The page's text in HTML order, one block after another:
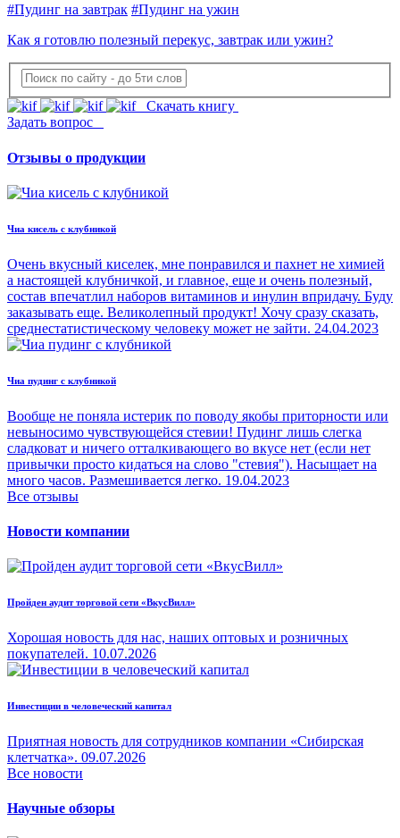
#Пудинг на завтрак #Пудинг на ужин
Как я готовлю полезный перекус, завтрак или ужин?
Скачать книгу
Задать вопрос
Отзывы о продукции
Чиа кисель с клубникой
Очень вкусный киселек, мне понравился и пахнет не химией
а настоящей клубничкой, и главное, еще и очень полезный,
состав впечатлил наборов витаминов и инулин впридачу. Буду
заказывать еще. Великолепный продукт! Хочу сразу сказать,
среднестатистическому человеку может не зайти. 24.04.2023
Чиа пудинг с клубникой
Вообще не поняла истерик по поводу якобы приторности или
невыносимо чувствующейся стевии! Пудинг лишь слегка
сладковат и ничего отталкивающего во вкусе нет (если нет
привычки просто кидаться на слово "стевия"). Насыщает на
много часов. Размешивается легко. 19.04.2023
Все отзывы
Новости компании
Пройден аудит торговой сети «ВкусВилл»
Хорошая новость для нас, наших оптовых и розничных
покупателей. 10.07.2026
Инвестиции в человеческий капитал
Приятная новость для сотрудников компании «Сибирская
клетчатка». 09.07.2026
Все новости
Научные обзоры